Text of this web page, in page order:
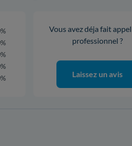
Vous avez déja fait appel
professionnel ?
Laissez un avis